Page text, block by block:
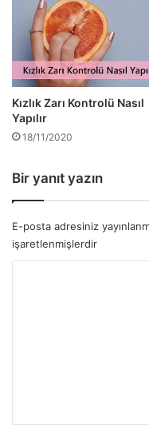
Kızlık Zarı Kontrolü Nasıl
Yapılır
18/11/2020
Bir yanıt yazın
E-posta adresiniz
işaretlenmişlerdir